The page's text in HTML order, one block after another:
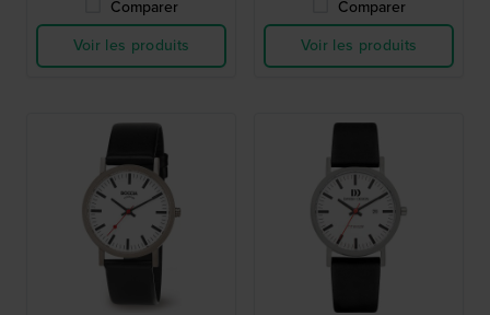
Comparer
Voir les produits
Comparer
Voir les produits